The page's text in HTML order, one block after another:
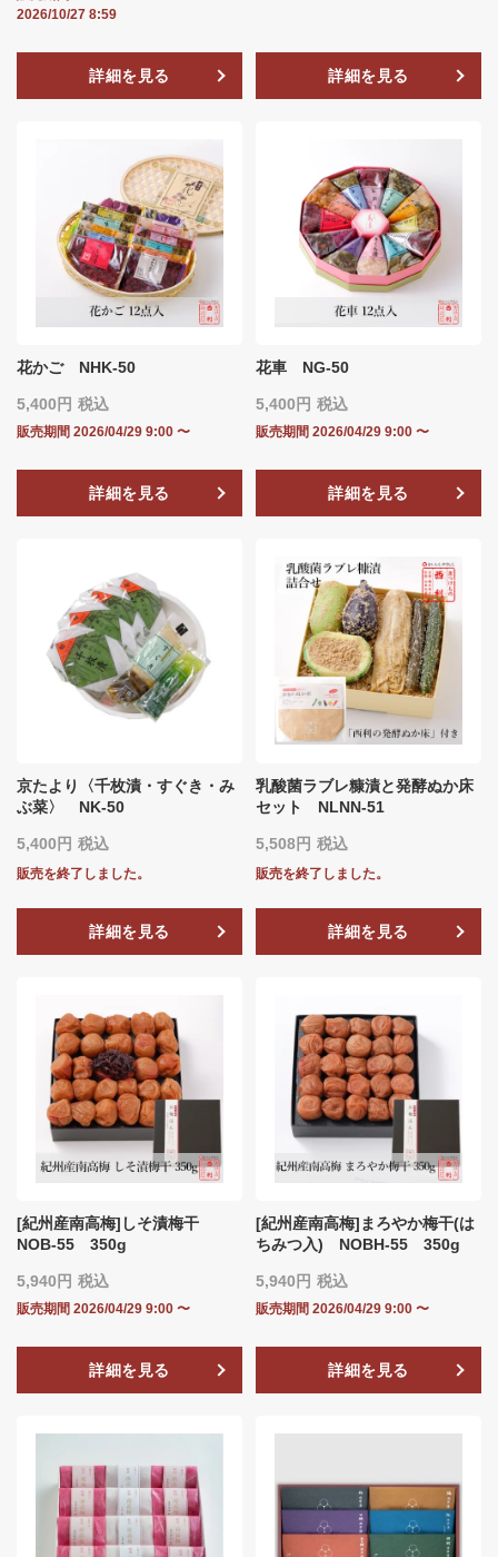
2026/10/27 8:59
詳細を見る 詳細を見る
花かご NHK-50
5,400 税込
販売期間 2026/04/29 9:00 〜
詳細を見る
花車 NG-50
5,400 税込
販売期間 2026/04/29 9:00 〜
詳細を見る
京たより〈千枚漬・すぐき・み
ぶ菜〉 NK-50
5,400 税込
販売を終了しました。
詳細を見る
乳酸菌ラブレ糠漬と発酵ぬか床
セット NLNN‐51
5,508 税込
販売を終了しました。
詳細を見る
[紀州産南高梅]しそ漬梅干
NOB-55 350g
5,940 税込
販売期間 2026/04/29 9:00 〜
詳細を見る
[紀州産南高梅]まろやか梅干(は
ちみつ入) NOBH‐55 350g
5,940 税込
販売期間 2026/04/29 9:00 〜
詳細を見る